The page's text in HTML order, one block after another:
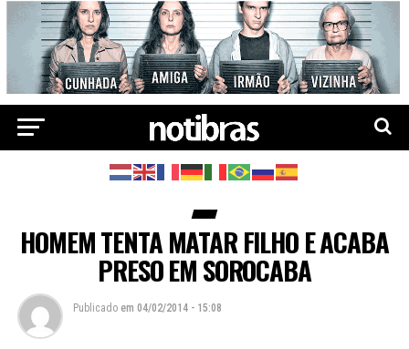
HOMEM TENTA MATAR FILHO E ACABA
PRESO EM SOROCABA
Publicado em 04/02/2014 - 15:08